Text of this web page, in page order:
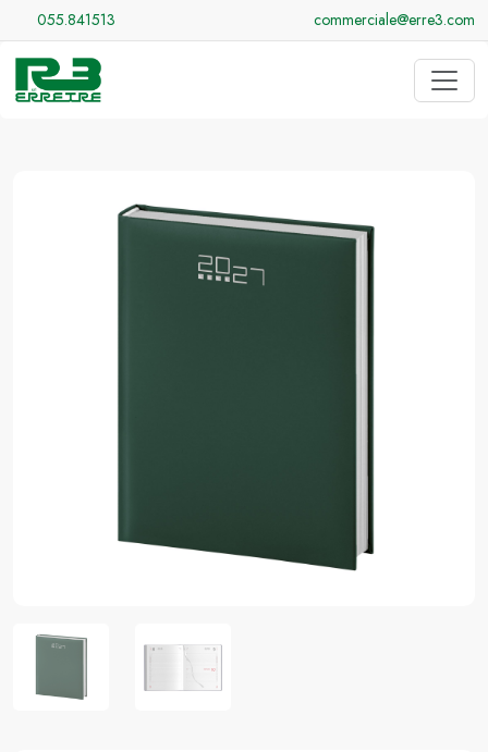
055.841513 commerciale@erre3.com